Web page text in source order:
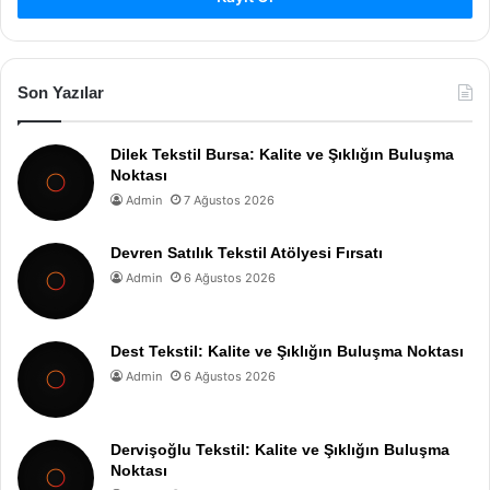
Son Yazılar
Dilek Tekstil Bursa: Kalite ve Şıklığın Buluşma
Noktası
Admin 7 Ağustos 2026
Devren Satılık Tekstil Atölyesi Fırsatı
Admin 6 Ağustos 2026
Dest Tekstil: Kalite ve Şıklığın Buluşma Noktası
Admin 6 Ağustos 2026
Dervişoğlu Tekstil: Kalite ve Şıklığın Buluşma
Noktası